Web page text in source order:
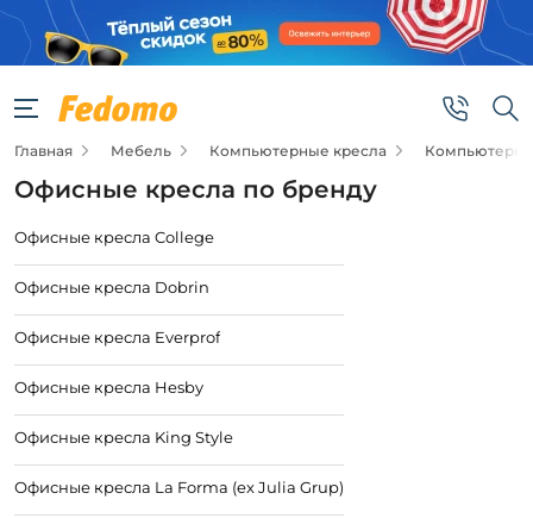
Главная Мебель Компьютерные кресла
Офисные кресла по бренду
Офисные кресла College
Офисные кресла Dobrin
Офисные кресла Everprof
Офисные кресла Hesby
Офисные кресла King Style
Офисные кресла La Forma (ex Julia Grup)